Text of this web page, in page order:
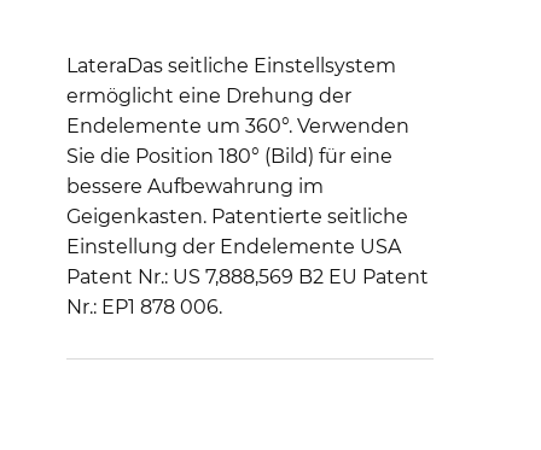
LateraDas seitliche Einstellsystem
ermöglicht eine Drehung der
Endelemente um 360°. Verwenden
Sie die Position 180° (Bild) für eine
bessere Aufbewahrung im
Geigenkasten. Patentierte seitliche
Einstellung der Endelemente USA
Patent Nr.: US 7,888,569 B2 EU Patent
Nr.: EP1 878 006.